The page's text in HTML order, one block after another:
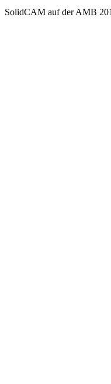
SolidCAM auf der AMB